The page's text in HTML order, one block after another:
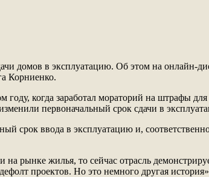
домов в эксплуатацию. Об этом на онлайн-
Корниенко.
когда заработал мораторий на штрафы
первоначальный срок сдачи в
срок ввода в эксплуатацию и,
рынке жилья, то сейчас отрасль
проектов. Но это немного другая